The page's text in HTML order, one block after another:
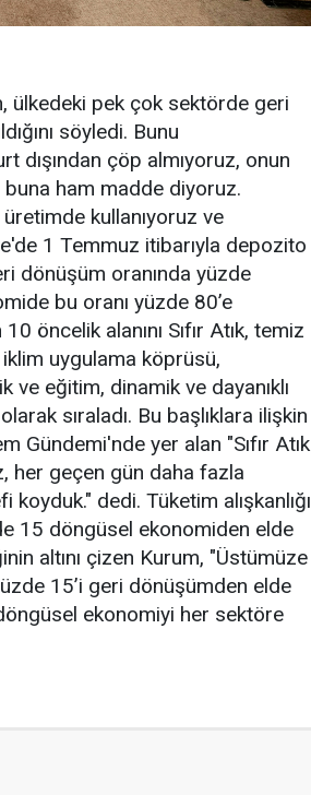
ülkedeki pek çok sektörde geri
söyledi. Bunu
dışından çöp almıyoruz, onun
buna ham madde diyoruz.
kullanıyoruz ve
1 Temmuz itibarıyla depozito
dönüşüm oranında yüzde
bu oranı yüzde 80’e
öncelik alanını Sıfır Atık, temiz
uygulama köprüsü,
eğitim, dinamik ve dayanıklı
sıraladı. Bu başlıklara ilişkin
Gündemi'nde yer alan "Sıfır Atık
her geçen gün daha fazla
dedi. Tüketim alışkanlığı
15 döngüsel ekonomiden elde
altını çizen Kurum, "Üstümüze
15’i geri dönüşümden elde
ekonomiyi her sektöre